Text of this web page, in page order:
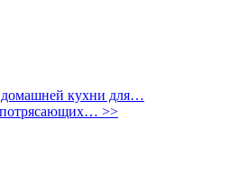
домашней кухни для…
потрясающих… >>